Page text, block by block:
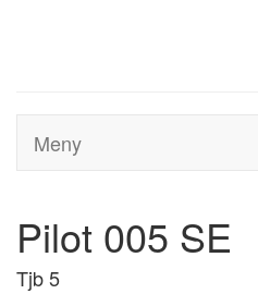
Meny
Pilot 005 SE
Tjb 5